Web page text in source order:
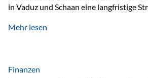
in Vaduz und Schaan eine langfristige
Marktzugang Liechtenstein hat sich in
verfügbaren Kennzahlen (Stand Ende
Mehr lesen
Finanzen